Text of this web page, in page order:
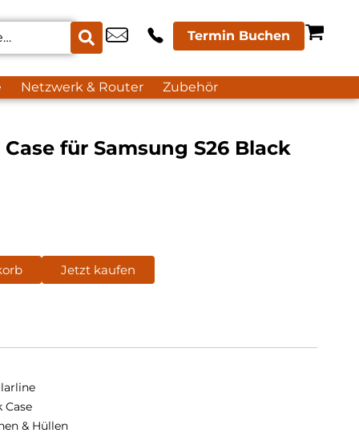
Termin Buchen
Netzwerk & Router Zubehör
für Samsung S26 Black
Jetzt kaufen
Case
& Hüllen